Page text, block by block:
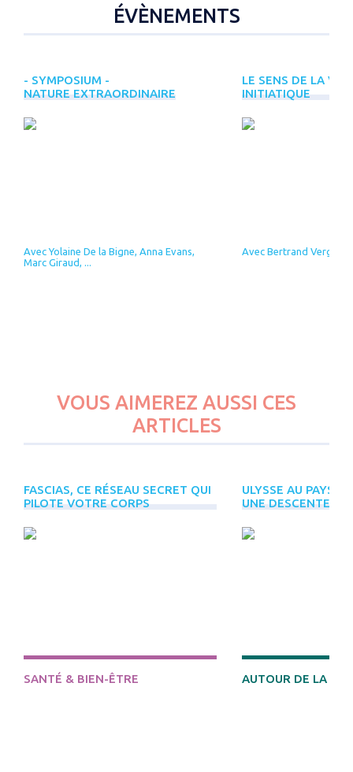
ÉVÈNEMENTS
- SYMPOSIUM -
NATURE EXTRAORDINAIRE
Avec Yolaine De la Bigne, Anna Evans,
Marc Giraud, ...
LE SENS DE LA
INITIATIQUE
Avec Bertrand Vergely
PLUS
D'ÉVÈNEMENTS
VOUS AIMEREZ AUSSI CES
ARTICLES
FASCIAS, CE RÉSEAU SECRET QUI
PILOTE VOTRE CORPS
SANTÉ & BIEN-ÊTRE
ULYSSE AU PAYS
UNE DESCENTE
AUTOUR DE LA